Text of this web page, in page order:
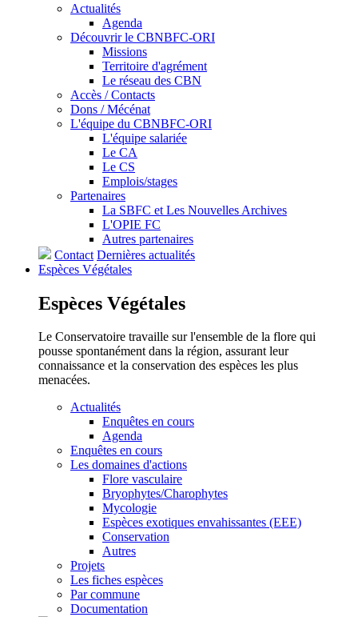
Actualités
Agenda
Découvrir le CBNBFC-ORI
Missions
Territoire d'agrément
Le réseau des CBN
Accès / Contacts
Dons / Mécénat
L'équipe du CBNBFC-ORI
L'équipe salariée
Le CA
Le CS
Emplois/stages
Partenaires
La SBFC et Les Nouvelles Archives
L'OPIE FC
Autres partenaires
Contact Dernières actualités
Espèces Végétales
Espèces Végétales
Le Conservatoire travaille sur l'ensemble de la flore qui
pousse spontanément dans la région, assurant leur
connaissance et la conservation des espèces les plus
menacées.
Actualités
Enquêtes en cours
Agenda
Enquêtes en cours
Les domaines d'actions
Flore vasculaire
Bryophytes/Charophytes
Mycologie
Espèces exotiques envahissantes (EEE)
Conservation
Autres
Projets
Les fiches espèces
Par commune
Documentation